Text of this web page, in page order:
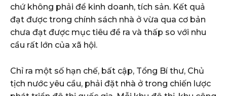
chứ không phải để kinh doanh, tích sản. Kết quả
đạt được trong chính sách nhà ở vừa qua cơ bản
chưa đạt được mục tiêu đề ra và thấp so với nhu
cầu rất lớn của xã hội.
Chỉ ra một số hạn chế, bất cập, Tổng Bí thư, Chủ
tịch nước yêu cầu, phải đặt nhà ở trong chiến lược